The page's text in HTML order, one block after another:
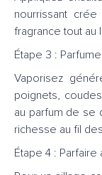
nourrissant
fragrance tout au
Étape 3 :
Vaporisez
poignets,
au parfum de se
richesse au fil
Étape 4 : Parfaire